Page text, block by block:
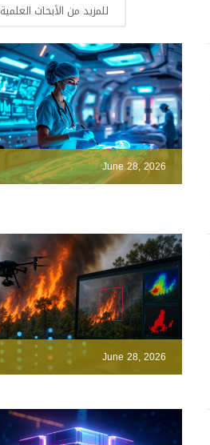
للمزيد من الأبحاث العلمية
June 28, 2026
June 28, 2026